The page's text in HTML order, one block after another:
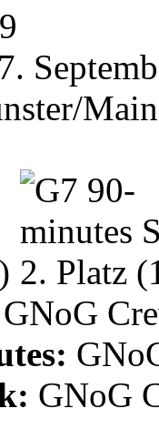
GNoG
GNoG